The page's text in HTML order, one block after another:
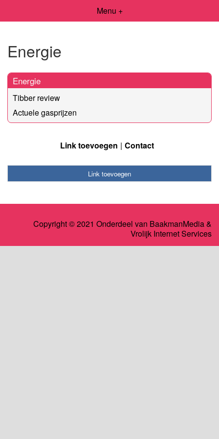
Menu +
Energie
Energie
Tibber review
Actuele gasprijzen
Link toevoegen Contact
Link toevoegen
Copyright © 2021 Onderdeel van BaakmanMedia&
Vrolijk Internet Services